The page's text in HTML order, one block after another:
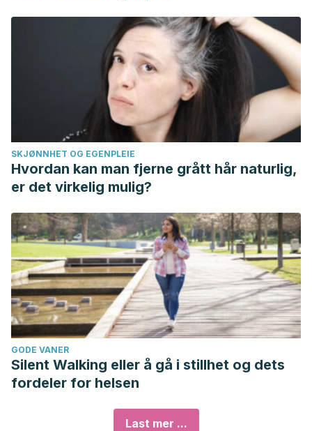
SKJØNNHET OG EGENPLEIE
Hvordan kan man fjerne grått hår naturlig,
er det virkelig mulig?
GODE VANER
Silent Walking eller å gå i stillhet og dets
fordeler for helsen
Last mer ...